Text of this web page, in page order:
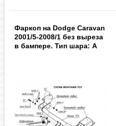
Фаркоп на Dodge Caravan
2001/5-2008/1 без выреза
в бампере. Тип шара: A